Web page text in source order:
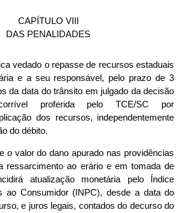
CAPÍTULO VIII
DAS PENALIDADES
vedado o repasse de recursos estaduais
e a seu responsável, pelo prazo de 3
da data do trânsito em julgado da decisão
proferida pelo TCE/SC por
dos recursos, independentemente
do débito.
o valor do dano apurado nas providências
ressarcimento ao erário e em tomada de
atualização monetária pelo Índice
ao Consumidor (INPC), desde a data do
e juros legais, contados do decurso do